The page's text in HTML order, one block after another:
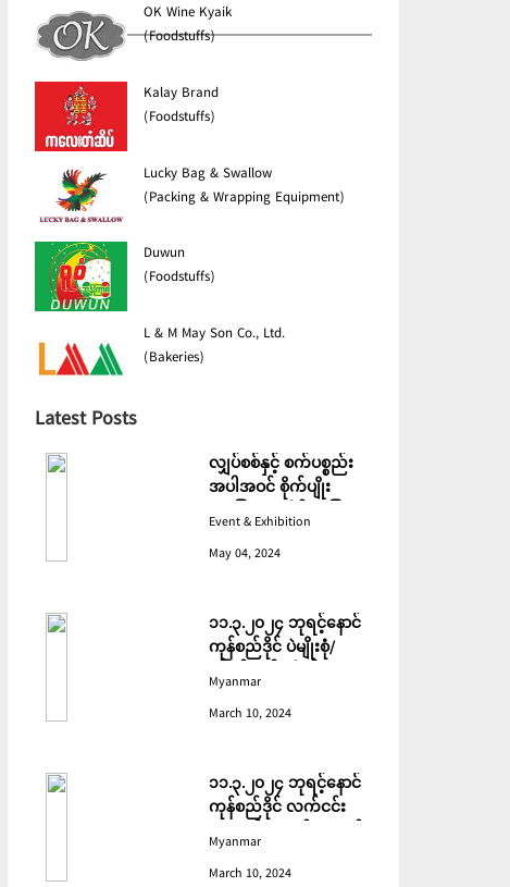
OK Wine Kyaik
(Foodstuffs)
Kalay Brand
(Foodstuffs)
Lucky Bag & Swallow
(Packing & Wrapping Equipment)
Duwun
(Foodstuffs)
L & M May Son Co., Ltd.
(Bakeries)
Latest Posts
လျှပ်စစ်နှင့် စက်ပစ္စည်း
အပါအဝင် စိုက်ပျိုး
မွေးမြူရေးဆိုင်ရာ ပြပွဲ
Event & Exhibition
May 04, 2024
၁၁.၃.၂၀၂၄ ဘုရင့်နောင်
ကုန်စည်ဒိုင် ပဲမျိုးစုံ/
ပြောင်း/နှမ်းတို့၏ FOB
(USD) ဈေးနှုန်းများ
Myanmar
March 10, 2024
၁၁.၃.၂၀၂၄ ဘုရင့်နောင်
ကုန်စည်ဒိုင် လက်ငင်း
အရောင်းအဝယ်ဈေးနှုန်း
များ
Myanmar
March 10, 2024